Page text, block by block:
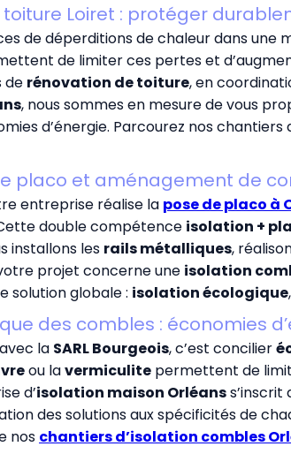
toiture Loiret : protéger
de déperditions de chaleur dans une
de limiter ces pertes et
de rénovation de toiture, en
, nous sommes en mesure de vous
d’énergie. Parcourez nos chantiers
placo et aménagement de
entreprise réalise la pose de placo à
double compétence isolation +
installons les rails métalliques,
projet concerne une isolation
solution globale : isolation écologique,
des combles : économies
avec la SARL Bourgeois, c’est concilier
ou lavermiculite permettent de
d’isolation maison Orléanss’inscrit
des solutions aux spécificités de
nos chantiers d’isolation combles